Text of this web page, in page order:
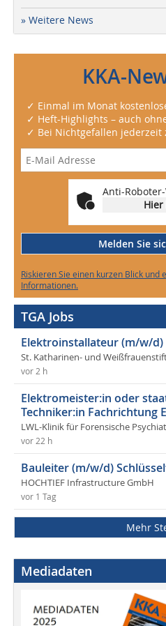
» Weitere News
KKA-
✓ Einmal im Monat
✓ Heft-Highlights – auch
✓ Bei Nichtgefallen jederzeit
Anti-
Hier
Melden Sie
Riskieren Sie einen kurzen Blick und
Informationen.
TGA Jobs
Elektroinstallateur (m/w/d)
St. Katharinen- und
vor 2 h
Elektromeister:in oder
Techniker:in Fachrichtung
LWL-Klinik für Forensische
vor 22 h
Bauleiter (m/w/d)
HOCHTIEF Infrastructure GmbH
vor 1 Tag
Mehr
Mediadaten